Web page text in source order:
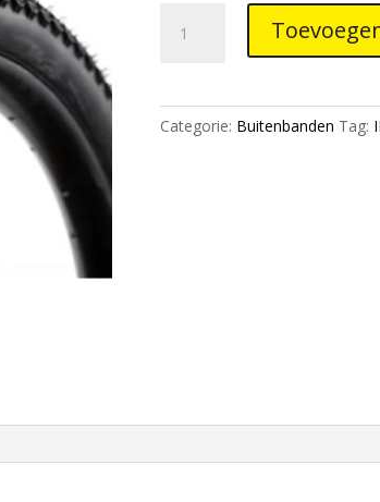
Siren
Categorie: Buitenbanden Tag: